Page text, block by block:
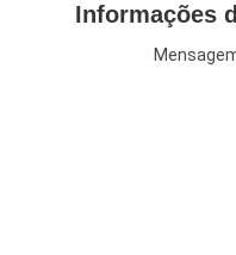
Informações